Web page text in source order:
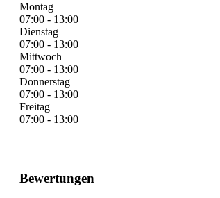
Montag
07:00 - 13:00
Dienstag
07:00 - 13:00
Mittwoch
07:00 - 13:00
Donnerstag
07:00 - 13:00
Freitag
07:00 - 13:00
Bewertungen